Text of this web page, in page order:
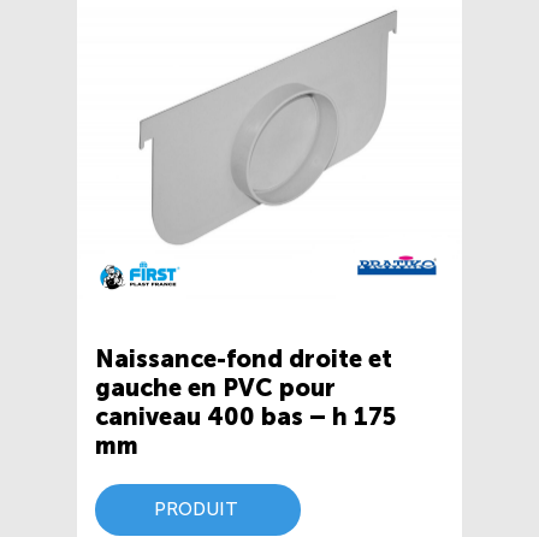
Naissance-fond droite et
gauche en PVC pour
caniveau 400 bas – h 175
mm
PRODUIT